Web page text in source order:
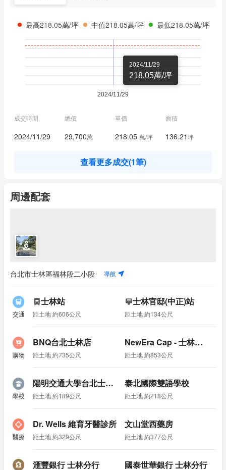
最高218.05萬/坪 中值218.05萬/坪 最低218.05萬/坪
2024/11/29
218.05萬/坪
成交時間 總價 單價 面積
2024/11/29 29,700萬 218.05 萬/坪 136.21坪
查看更多成交(1筆)
周邊配套
台北市士林區福林段二小段 導航
交通
士林站
距土地 約606公尺
士林官邸(中正)站
距土地 約134公尺
購物
BNQ台北士林店
距土地 約735公尺
NewEra Cap - 士林夜市專賣店
距土地 約853公尺
學校
陽明交通大學台北士林校區
距土地 約189公尺
泰北國際雙語學校
距土地 約218公尺
醫療
Dr. Wells 維育牙醫診所
距土地 約329公尺
文山堂西藥房
距土地 約377公尺
滙豐銀行 士林分行 國泰世華銀行 士林分行